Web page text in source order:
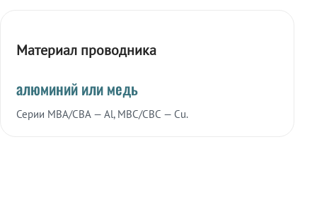
Материал проводника
алюминий или медь
Серии МВА/СВА — Al, МВС/СВС — Cu.